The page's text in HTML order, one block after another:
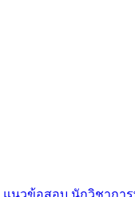
แนวข้อสอบ นักวิชาการ